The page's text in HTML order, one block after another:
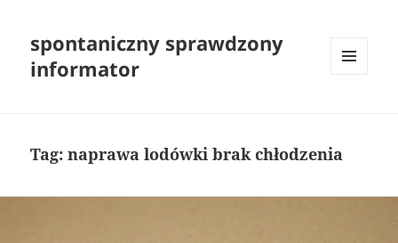
spontaniczny sprawdzony
informator
Tag:naprawa lodówki brak chłodzenia